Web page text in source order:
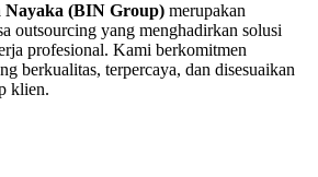
(BIN Group) merupakan
outsourcing yang menghadirkan solusi
profesional. Kami berkomitmen
berkualitas, terpercaya, dan disesuaikan
klien.